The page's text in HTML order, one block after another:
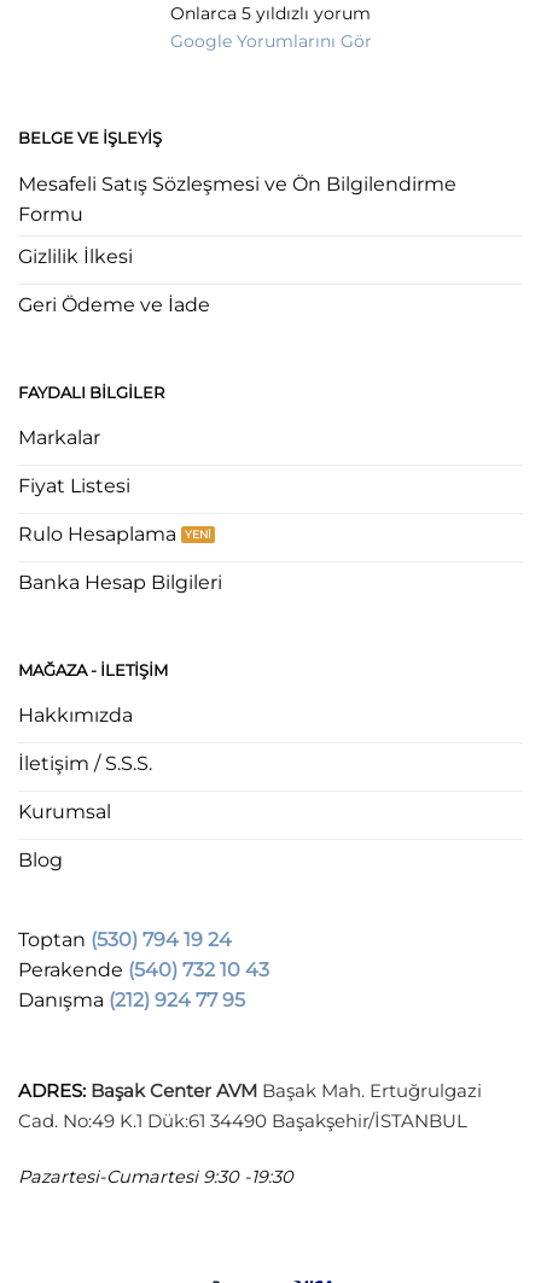
Onlarca 5 yıldızlı yorum
Google Yorumlarını Gör
BELGE VE İŞLEYIŞ
Mesafeli Satış Sözleşmesi ve Ön Bilgilendirme
Formu
Gizlilik İlkesi
Geri Ödeme ve İade
FAYDALI BILGILER
Markalar
Fiyat Listesi
Rulo Hesaplama
Banka Hesap Bilgileri
MAĞAZA - ILETIŞIM
Hakkımızda
İletişim / S.S.S.
Kurumsal
Blog
Toptan (530) 794 19 24
Perakende (540) 732 10 43
Danışma (212) 924 77 95
ADRES: Başak Center AVM Başak Mah. Ertuğrulgazi
Cad. No:49 K.1 Dük:61 34490 Başakşehir/İSTANBUL
Pazartesi-Cumartesi 9:30 -19:30